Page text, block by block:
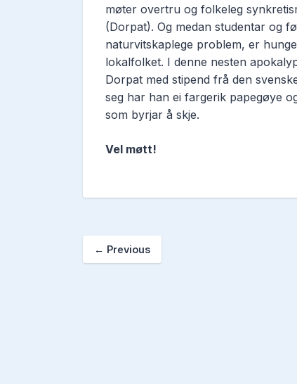
møter overtru og folkeleg
(Dorpat). Og medan studentar og
naturvitskaplege problem, er
lokalfolket. I denne nesten
Dorpat med stipend frå den
seg har han ei fargerik papegøye
som byrjar å skje.
Vel møtt!
← Previous